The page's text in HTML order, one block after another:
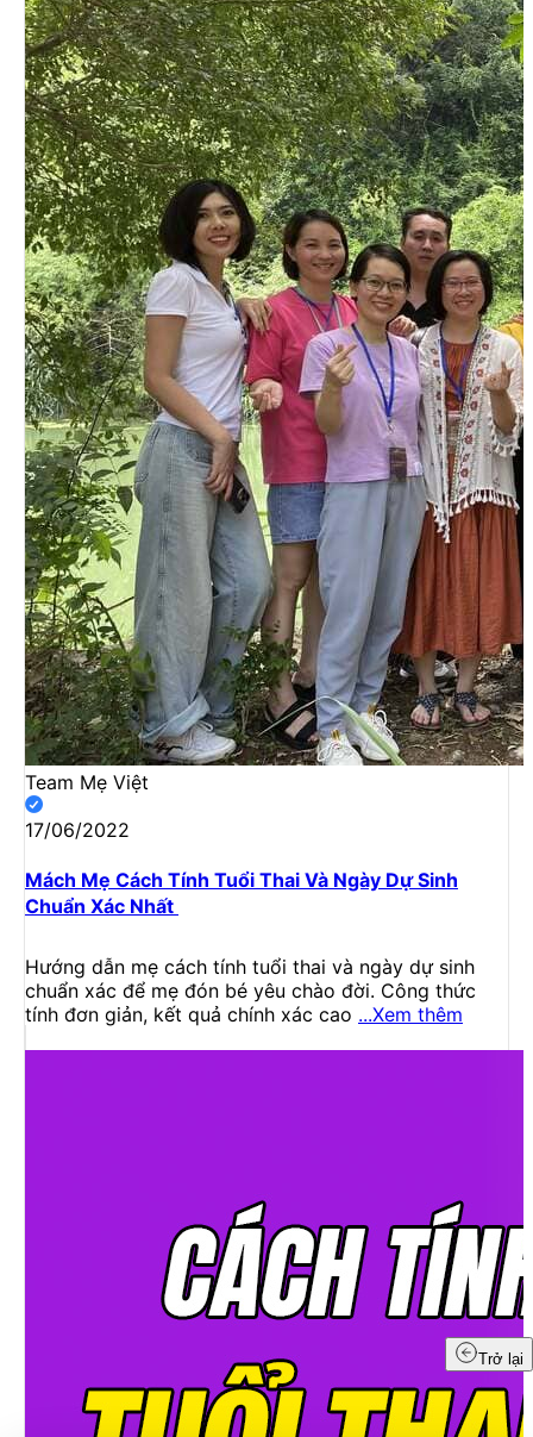
Trở lại
Team Mẹ Việt
17/06/2022
Mách Mẹ Cách Tính Tuổi Thai Và Ngày Dự Sinh
Chuẩn Xác Nhất
Hướng dẫn mẹ cách tính tuổi thai và ngày dự sinh
chuẩn xác để mẹ đón bé yêu chào đời. Công thức
tính đơn giản, kết quả chính xác cao ...Xem thêm